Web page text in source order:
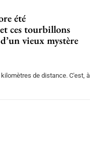
été
ces tourbillons
vieux mystère
de distance. C'est, à